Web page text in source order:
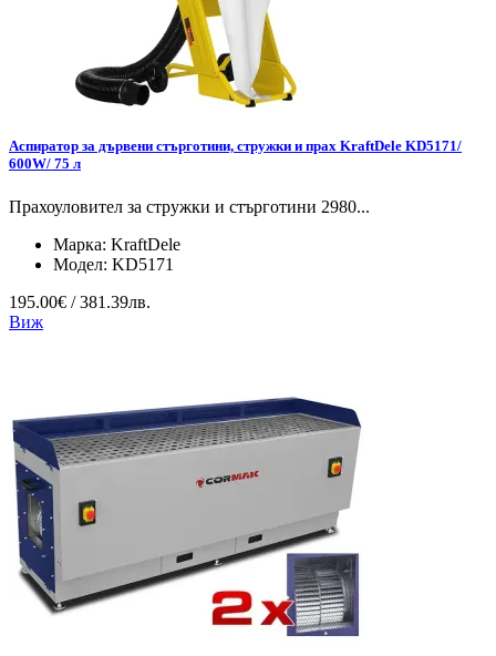
Аспиратор за дървени стърготини, стружки и прах KraftDele KD5171/
600W/ 75 л
Прахоуловител за стружки и стърготини 2980...
Марка: KraftDele
Модел: KD5171
195.00€ / 381.39лв.
Виж